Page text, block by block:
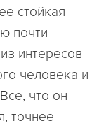
стойкая
почти
интересов
человека и
что он
точнее